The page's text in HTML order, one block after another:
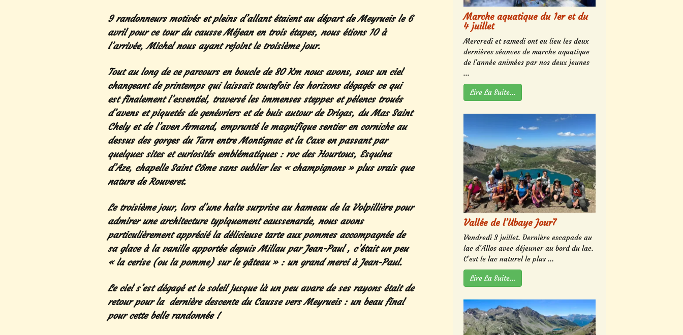
9 randonneurs motivés et pleins d’allant étaient au départ de Meyrueis le 6
avril pour ce tour du causse Méjean en trois étapes, nous étions 10 à
l’arrivée, Michel nous ayant rejoint le troisième jour.
Tout au long de ce parcours en boucle de 80 Km nous avons, sous un ciel
changeant de printemps qui laissait toutefois les horizons dégagés ce qui
est finalement l’essentiel, traversé les immenses steppes et pélencs troués
d’avens et piquetés de genévriers et de buis autour de Drigas, du Mas Saint
Chely et de l’aven Armand, emprunté le magnifique sentier en corniche au
dessus des gorges du Tarn entre Montignac et la Caxe en passant par
quelques sites et curiosités emblématiques : roc des Hourtous, Esquina
d’Aze, chapelle Saint Côme sans oublier les « champignons » plus vrais que
nature de Rouveret.
Le troisième jour, lors d’une halte surprise au hameau de la Volpillière pour
admirer une architecture typiquement caussenarde, nous avons
particulièrement apprécié la délicieuse tarte aux pommes accompagnée de
sa glace à la vanille apportée depuis Millau par Jean-Paul , c’était un peu
« la cerise (ou la pomme) sur le gâteau » : un grand merci à Jean-Paul.
Le ciel s’est dégagé et le soleil jusque là un peu avare de ses rayons était de
retour pour la dernière descente du Causse vers Meyrueis : un beau final
pour cette belle randonnée !
Marche aquatique du 1er et du
4 juillet
Mercredi et samedi ont eu lieu les deux
dernières séances de marche aquatique
de l'année animées par nos deux jeunes
...
Lire La Suite…
Vallée de l’Ubaye Jour7
Vendredi 3 juillet. Dernière escapade au
lac d’Allos avec déjeuner au bord du lac.
C’est le lac naturel le plus ...
Lire La Suite…